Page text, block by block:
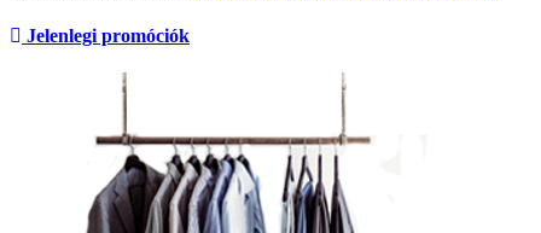
Jelenlegi promóciók